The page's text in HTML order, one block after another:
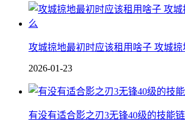
攻城掠地最初时应该租用啥子 攻城
2026-01-23
有没有适合影之刃3无锋40级的技能